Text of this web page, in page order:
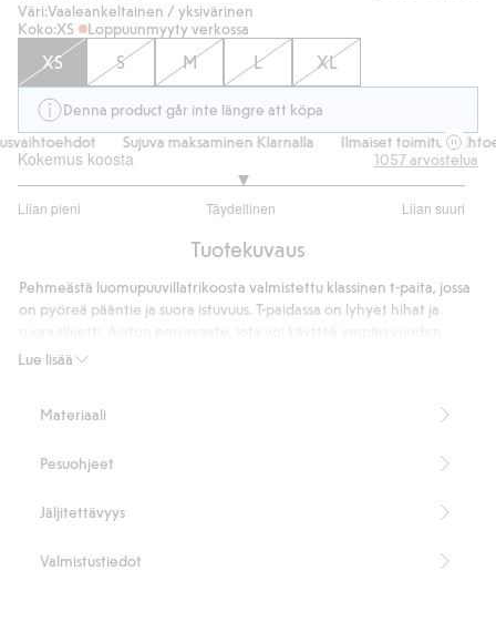
Väri:Vaaleankeltainen / yksivärinen
Koko:XS Loppuunmyyty verkossa
XS S M L XL
Denna product går inte längre att köpa
Sujuva maksaminen Klarnalla Ilmaiset
Kokemus koosta
Liian pieni Täydellinen Liian suuri
/
ääneen
1057arvostelua
Tuotekuvaus
Lue lisää
Pehmeästä luomupuuvillatrikoosta valmistettu klassinen t-paita, jossa
on pyöreä pääntie ja suora istuvuus. T-paidassa on lyhyet hihat ja
Suora istuvuus
Midweight 180 gsm
Sisältää 100 % muuntopuuvillaa
Cotton in conversion -ohjelman luomupuuvilla – GOTS
Materiaali
Pesuohjeet
Jäljitettävyys
Valmistustiedot